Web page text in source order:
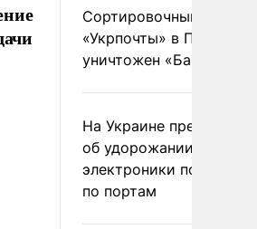
Сортировочный пункт
«Укрпочты» в
уничтожен
На Украине
об удорожании
электроники после
по портам